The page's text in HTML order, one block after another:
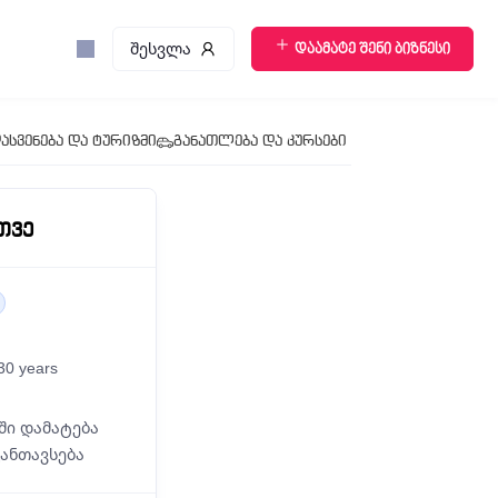
შესვლა დაამატე შენი ბიზნესი
და ტურიზმი განათლება და კურსები
years
დამატება